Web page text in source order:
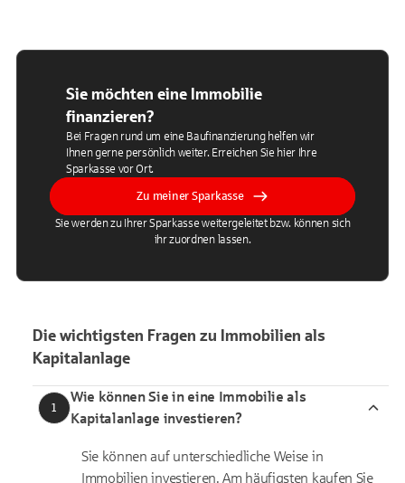
Sie möchten eine Immobilie
finanzieren?
Bei Fragen rund um eine Baufinanzierung helfen wir
Ihnen gerne persönlich weiter. Erreichen Sie hier Ihre
Sparkasse vor Ort.
Zu meiner Sparkasse
Sie werden zu Ihrer Sparkasse weitergeleitet bzw. können sich
ihr zuordnen lassen.
Die wichtigsten Fragen zu Immobilien als
Kapitalanlage
1
Wie können Sie in eine Immobilie als
Kapitalanlage investieren?
Sie können auf unterschiedliche Weise in
Immobilien investieren. Am häufigsten kaufen Sie